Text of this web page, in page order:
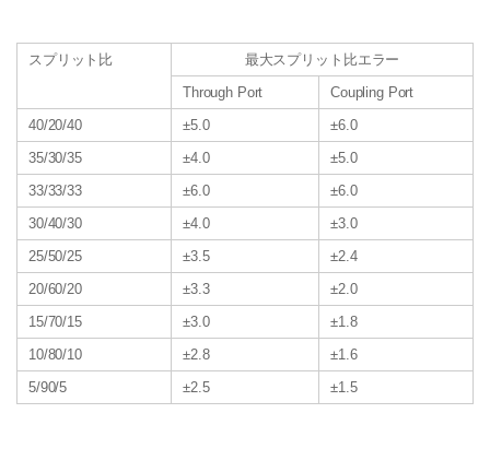
スプリット比
最大スプリット比エラー
Through Port
Coupling Port
40/20/40
±5.0
±6.0
35/30/35
±4.0
±5.0
33/33/33
±6.0
±6.0
30/40/30
±4.0
±3.0
25/50/25
±3.5
±2.4
20/60/20
±3.3
±2.0
15/70/15
±3.0
±1.8
10/80/10
±2.8
±1.6
5/90/5
±2.5 ±1.5